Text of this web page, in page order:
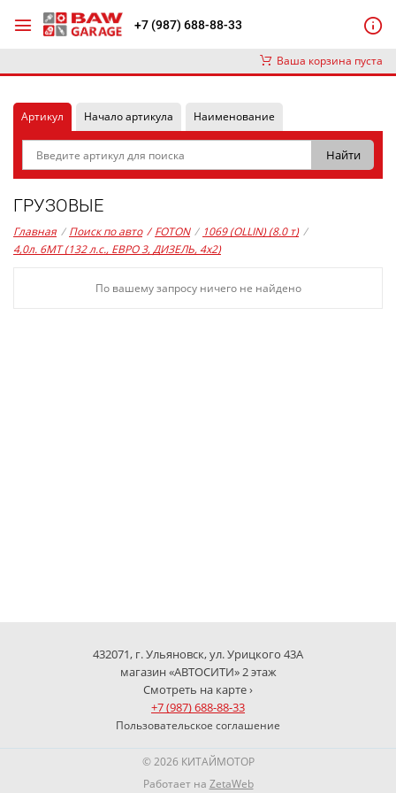
+7 (987) 688-88-33
Ваша корзина пуста
Артикул Начало артикула Наименование
ГРУЗОВЫЕ
Главная / Поиск по авто / FOTON / 1069 (OLLIN) (8.0 т) /
4,0л. 6MT (132 л.с., ЕВРО 3, ДИЗЕЛЬ, 4x2)
По вашему запросу ничего не найдено
432071, г. Ульяновск, ул. Урицкого 43А
магазин «АВТОСИТИ» 2 этаж
Смотреть на карте ›
+7 (987) 688-88-33
Пользовательское соглашение
© 2026 КИТАЙМОТОР
Работает на ZetaWeb